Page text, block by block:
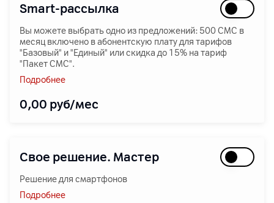
Smart-рассылка
Вы можете выбрать одно из предложений: 500 СМС в
месяц включено в абонентскую плату для тарифов
"Базовый" и "Единый" или скидка до 15% на тариф
"Пакет СМС".
Подробнее
0,00 руб/мес
Свое решение. Мастер
Решение для смартфонов
Подробнее